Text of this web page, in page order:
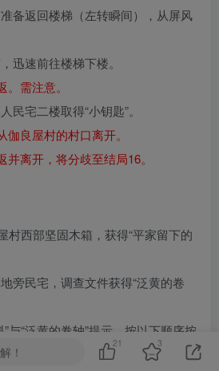
备返回楼梯（左转瞬间），从屏风
迅速前往楼梯下楼。
需注意。
民宅二楼取得“小钥匙”。
良屋村的村口离开。
离开，将分歧至结局16。
村西部坚固木箱，获得“平家留下的
旁民宅，调查文件获得“泛黄的卷
”与“泛黄的卷轴”提示，按以下顺序按
！
21 3